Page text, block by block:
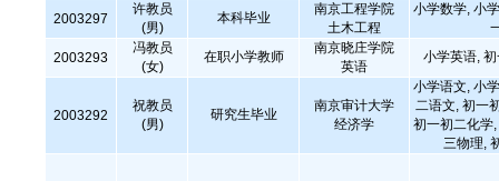
2003297
许教员
(男)
本科毕业
南京工程学院
土木工程
小学数学, 小
2003293
冯教员
(女)
在职小学教师
南京晓庄学院
英语
小学英语,
2003292
祝教员
(男)
研究生毕业
南京审计大学
经济学
小学语文, 小
二语文, 初一
初一初二化学
三物理,